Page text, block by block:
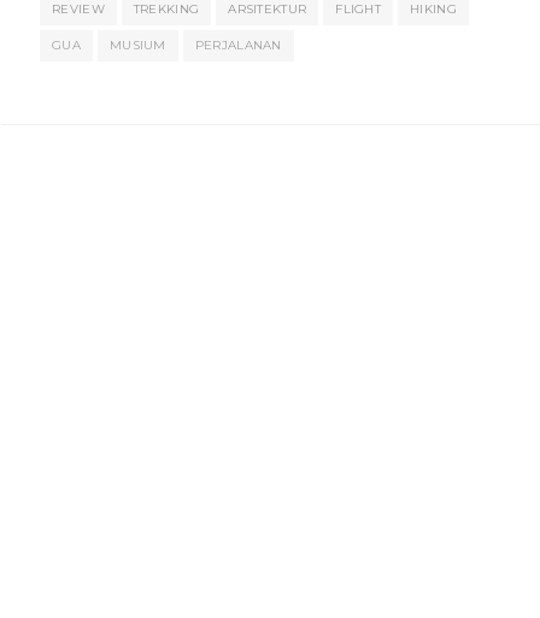
REVIEW TREKKING ARSITEKTUR FLIGHT HIKING
GUA MUSIUM PERJALANAN